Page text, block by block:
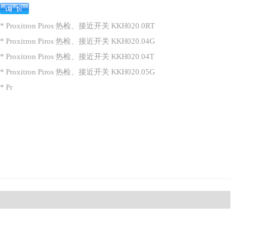
* Proxitron Piros 热检、接近开关 KKH020.0RT
* Proxitron Piros 热检、接近开关 KKH020.04G
* Proxitron Piros 热检、接近开关 KKH020.04T
* Proxitron Piros 热检、接近开关 KKH020.05G
* Pr